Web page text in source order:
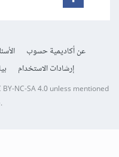
عن أكاديمية حسوب
إرشادات الاستخدام
BY-NC-SA 4.0unless mentioned